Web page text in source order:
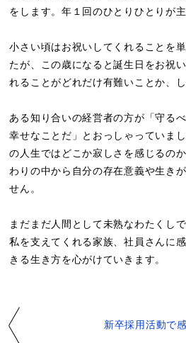
をします。年１回のひとりひとりが
小さい頃はお祝いしてくれることを
たが、この歳になると誕生日をお祝
れることがどれだけ有難いことか、
ある知り合いの経営者の方が「守る
幸せなことだ」とおっしゃっていま
の人生ではどこか寂しさを感じるの
わりの中から自分の存在意義や生き
せん。
まだまだ人間として未熟なわたくし
私を支えてくれる家族、社員さんに
きる生き方を心がけていきます。
新卒採用活動で